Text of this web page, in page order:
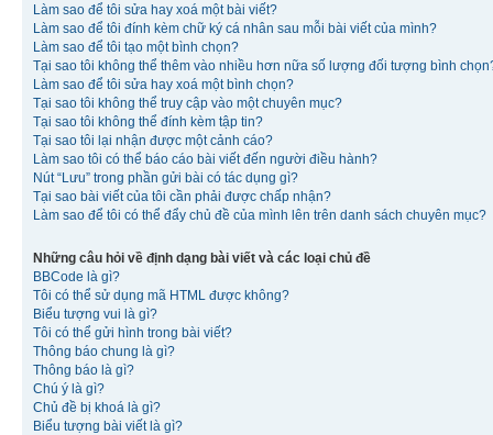
Làm sao để tôi sửa hay xoá một bài viết?
Làm sao để tôi đính kèm chữ ký cá nhân sau mỗi bài viết của mình?
Làm sao để tôi tạo một bình chọn?
Tại sao tôi không thể thêm vào nhiều hơn nữa số lượng đối tượng bình
Làm sao để tôi sửa hay xoá một bình chọn?
Tại sao tôi không thể truy cập vào một chuyên mục?
Tại sao tôi không thể đính kèm tập tin?
Tại sao tôi lại nhận được một cảnh cáo?
Làm sao tôi có thể báo cáo bài viết đến người điều hành?
Nút “Lưu” trong phần gửi bài có tác dụng gì?
Tại sao bài viết của tôi cần phải được chấp nhận?
Làm sao để tôi có thể đẩy chủ đề của mình lên trên danh sách chuyên mục?
Những câu hỏi về định dạng bài viết và các loại chủ đề
BBCode là gì?
Tôi có thể sử dụng mã HTML được không?
Biểu tượng vui là gì?
Tôi có thể gửi hình trong bài viết?
Thông báo chung là gì?
Thông báo là gì?
Chú ý là gì?
Chủ đề bị khoá là gì?
Biểu tượng bài viết là gì?